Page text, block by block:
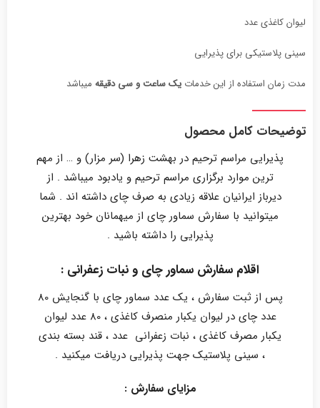
لیوان کاغذی عدد
سینی پلاستیکی برای پذیرایی
مدت زمان استفاده از این خدمات یک ساعت و سی دقیقه میباشد
توضیحات کامل محصول
پذیرایی مراسم ترحیم در بهشت زهرا (سر مزار) و … از مهم
ترین موارد برگزاری مراسم ترحیم و یادبود میباشد . از
دیرباز ایرانیان علاقه زیادی به صرف چای داشته اند . شما
میتوانید با سفارش سماور چای از میهمانان خود بهترین
پذیرایی را داشته باشید .
اقلام سفارش سماور چای و نبات زعفرانی :
پس از ثبت سفارش ، یک عدد سماور چای با گنجایش 80
عدد چای در لیوان یکبار منصرف کاغذی ، 80 عدد لیوان
یکبار مصرف کاغذی ، نبات زعفرانی عدد ، قند بسته بندی
، سینی پلاستیک جهت پذیرایی دریافت میکنید .
مزایای سفارش :